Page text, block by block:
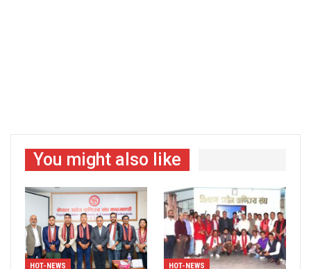
You might also like
HOT-NEWS HOT-NEWS